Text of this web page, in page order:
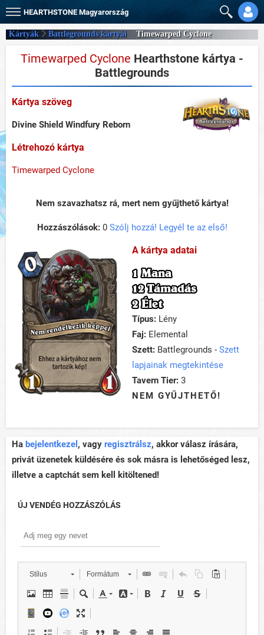
HEARTHSTONE Magyarország
Kártyák Battlegrounds kártyái Timewarped Cyclone
Timewarped Cyclone Hearthstone kártya -
Battlegrounds
Kártya szöveg
Divine Shield Windfury Reborn
Létrehozó kártya
Timewarped Cyclone
Nem szavazhatsz rá, mert nem gyűjthető kártya!
Hozzászólások:0 Szólj hozzá! Legyél te az első!
A kártya adatai
1 Mana
12 Támadás
2 Élet
Típus: Lény
Faj: Elemental
Szett: Battlegrounds - Szett
lapjainak megtekintése
Tavern Tier: 3
NEM GYŰJTHETŐ!
Ha bejelentkezel , vagy regisztrálsz, akkor válasz írására,
privát üzenetek küldésére és sok másra is lehetőséged lesz,
illetve a captchát sem kell kitöltened!
ÚJ VENDÉG HOZZÁSZÓLÁS
Stílus Formátum